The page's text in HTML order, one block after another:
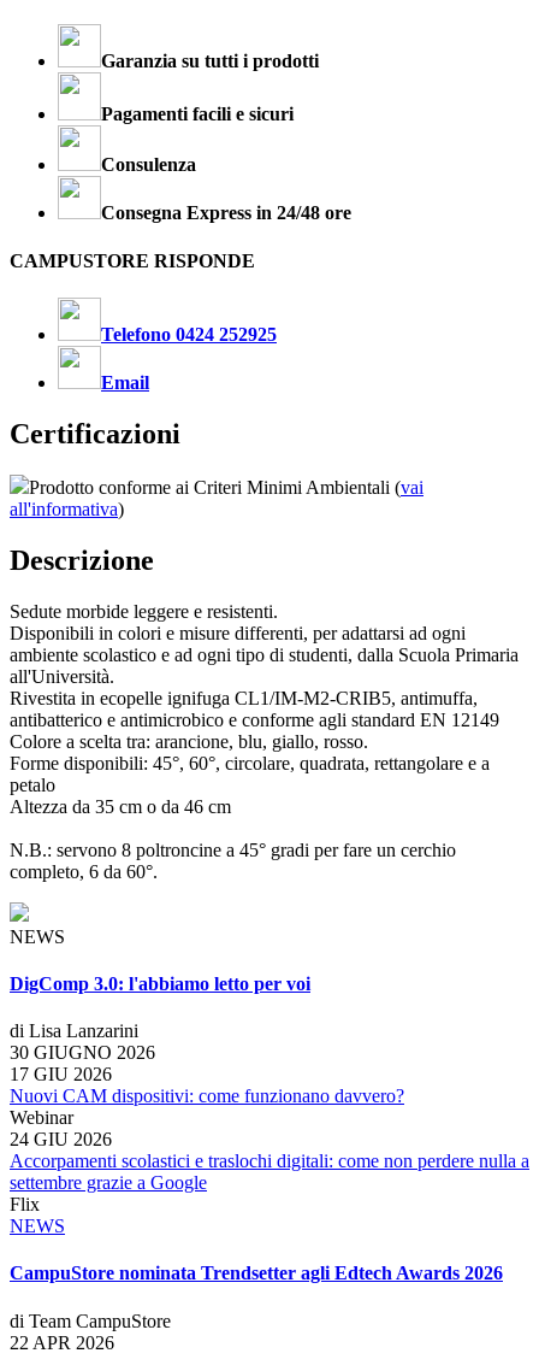
Garanzia su tutti i prodotti
Pagamenti facili e sicuri
Consulenza
Consegna Express in 24/48 ore
CAMPUSTORE RISPONDE
Telefono 0424 252925
Email
Certificazioni
Prodotto conforme ai Criteri Minimi Ambientali (vai
all'informativa)
Descrizione
Sedute morbide leggere e resistenti.
Disponibili in colori e misure differenti, per adattarsi ad ogni
ambiente scolastico e ad ogni tipo di studenti, dalla Scuola Primaria
all'Università.
Rivestita in ecopelle ignifuga CL1/IM-M2-CRIB5, antimuffa,
antibatterico e antimicrobico e conforme agli standard EN 12149
Colore a scelta tra: arancione, blu, giallo, rosso.
Forme disponibili: 45°, 60°, circolare, quadrata, rettangolare e a
petalo
Altezza da 35 cm o da 46 cm
N.B.: servono 8 poltroncine a 45° gradi per fare un cerchio
completo, 6 da 60°.
NEWS
DigComp 3.0: l'abbiamo letto per voi
di Lisa Lanzarini
30 GIUGNO 2026
17 GIU 2026
Nuovi CAM dispositivi: come funzionano davvero?
Webinar
24 GIU 2026
Accorpamenti scolastici e traslochi digitali: come non perdere nulla a
settembre grazie a Google
Flix
NEWS
CampuStore nominata Trendsetter agli Edtech Awards 2026
di Team CampuStore
22 APR 2026